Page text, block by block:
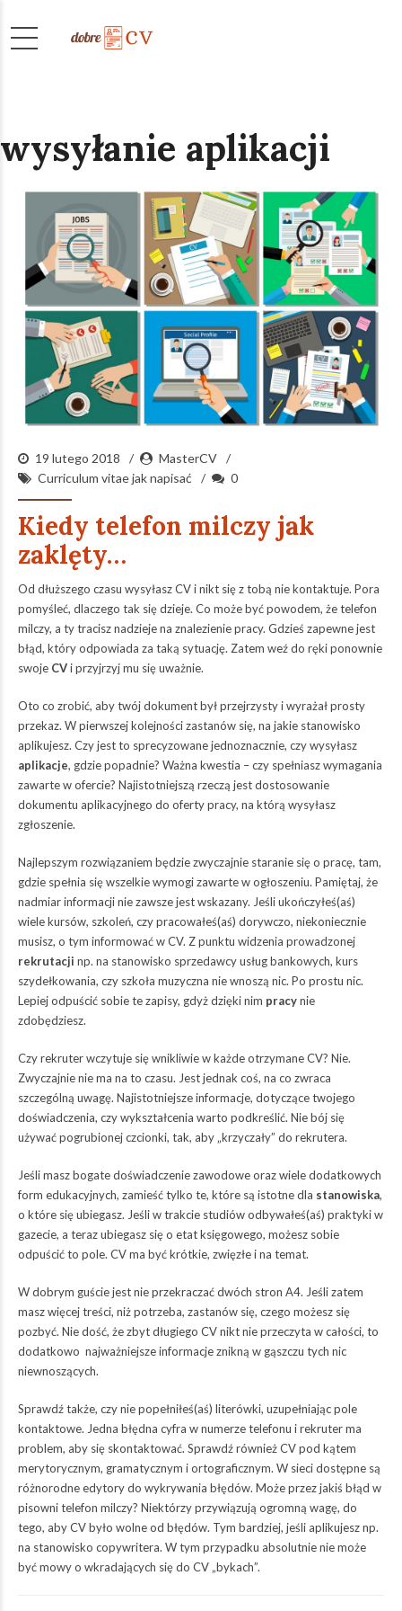
wysyłanie aplikacji
19 lutego 2018
MasterCV
Curriculum vitae jak napisać
0
Kiedy telefon milczy jak
zaklęty…
Od dłuższego czasu wysyłasz CV i nikt się z tobą nie kontaktuje. Pora
pomyśleć, dlaczego tak się dzieje. Co może być powodem, że telefon
milczy, a ty tracisz nadzieje na znalezienie pracy. Gdzieś zapewne jest
błąd, który odpowiada za taką sytuację. Zatem weź do ręki ponownie
swoje CVi przyjrzyj mu się uważnie.
Oto co zrobić, aby twój dokument był przejrzysty i wyrażał prosty
przekaz. W pierwszej kolejności zastanów się, na jakie stanowisko
aplikujesz. Czy jest to sprecyzowane jednoznacznie, czy wysyłasz
aplikacje, gdzie popadnie? Ważna kwestia – czy spełniasz wymagania
zawarte w ofercie? Najistotniejszą rzeczą jest dostosowanie
dokumentu aplikacyjnego do oferty pracy, na którą wysyłasz
zgłoszenie.
Najlepszym rozwiązaniem będzie zwyczajnie staranie się o pracę, tam,
gdzie spełnia się wszelkie wymogi zawarte w ogłoszeniu. Pamiętaj, że
nadmiar informacji nie zawsze jest wskazany. Jeśli ukończyłeś(aś)
wiele kursów, szkoleń, czy pracowałeś(aś) dorywczo, niekoniecznie
musisz, o tym informować w CV. Z punktu widzenia prowadzonej
rekrutacji np. na stanowisko sprzedawcy usług bankowych, kurs
szydełkowania, czy szkoła muzyczna nie wnoszą nic. Po prostu nic.
Lepiej odpuścić sobie te zapisy, gdyż dzięki nim pracynie
zdobędziesz.
Czy rekruter wczytuje się wnikliwie w każde otrzymane CV? Nie.
Zwyczajnie nie ma na to czasu. Jest jednak coś, na co zwraca
szczególną uwagę. Najistotniejsze informacje, dotyczące twojego
doświadczenia, czy wykształcenia warto podkreślić. Nie bój się
używać pogrubionej czcionki, tak, aby „krzyczały” do rekrutera.
Jeśli masz bogate doświadczenie zawodowe oraz wiele dodatkowych
form edukacyjnych, zamieść tylko te, które są istotne dla stanowiska,
o które się ubiegasz. Jeśli w trakcie studiów odbywałeś(aś) praktyki w
gazecie, a teraz ubiegasz się o etat księgowego, możesz sobie
odpuścić to pole. CV ma być krótkie, zwięzłe i na temat.
W dobrym guście jest nie przekraczać dwóch stron A4. Jeśli zatem
masz więcej treści, niż potrzeba, zastanów się, czego możesz się
pozbyć. Nie dość, że zbyt długiego CV nikt nie przeczyta w całości, to
dodatkowo najważniejsze informacje znikną w gąszczu tych nic
niewnoszących.
Sprawdź także, czy nie popełniłeś(aś) literówki, uzupełniając pole
kontaktowe. Jedna błędna cyfra w numerze telefonu i rekruter ma
problem, aby się skontaktować. Sprawdź również CV pod kątem
merytorycznym, gramatycznym i ortograficznym. W sieci dostępne są
różnorodne edytory do wykrywania błędów. Może przez jakiś błąd w
pisowni telefon milczy? Niektórzy przywiązują ogromną wagę, do
tego, aby CV było wolne od błędów. Tym bardziej, jeśli aplikujesz np.
na stanowisko copywritera. W tym przypadku absolutnie nie może
być mowy o wkradających się do CV „bykach”.